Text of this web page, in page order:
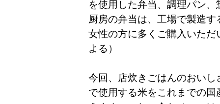
を使用した弁当、調理パン
厨房の弁当は、工場で製造
女性の方に多くご購入いた
よる）
今回、店炊きごはんのおい
で使用する米をこれまでの